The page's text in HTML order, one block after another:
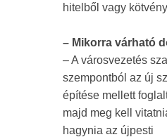
hitelből vagy
– Mikorra várható
– A városvezetés
szempontból az új
építése mellett
majd meg kell
hagynia az újpesti